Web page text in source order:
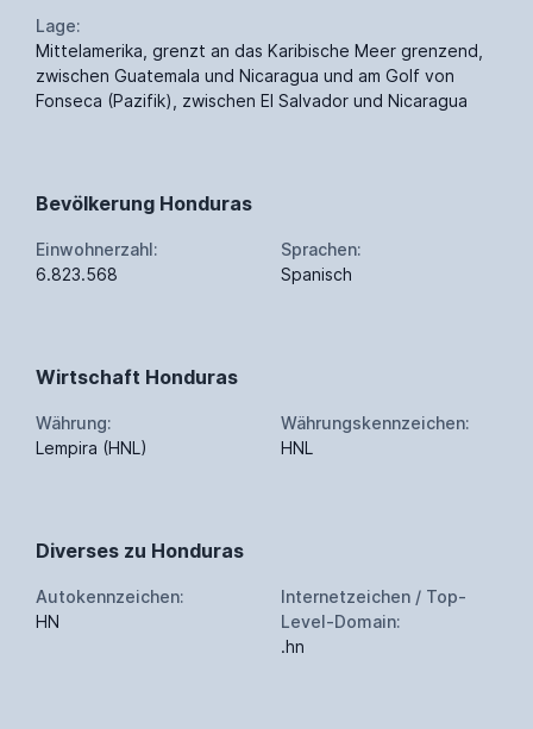
Lage:
Mittelamerika, grenzt an das Karibische Meer grenzend,
zwischen Guatemala und Nicaragua und am Golf von
Fonseca (Pazifik), zwischen El Salvador und Nicaragua
Bevölkerung Honduras
Einwohnerzahl:
6.823.568
Sprachen:
Spanisch
Wirtschaft Honduras
Währung:
Lempira (HNL)
Währungskennzeichen:
HNL
Diverses zu Honduras
Autokennzeichen:
HN
Internetzeichen / Top-
Level-Domain:
.hn